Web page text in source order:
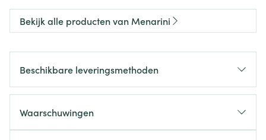
Bekijk alle producten van Menarini
Beschikbare leveringsmethoden
Waarschuwingen